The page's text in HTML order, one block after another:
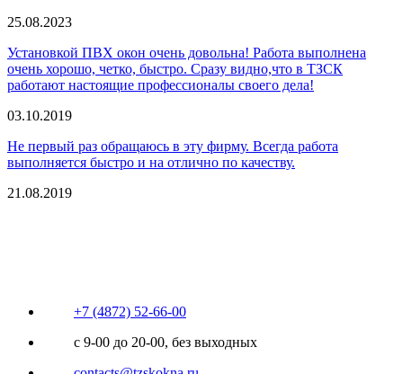
25.08.2023
Установкой ПВХ окон очень довольна! Работа выполнена
очень хорошо, четко, быстро. Сразу видно,что в ТЗСК
работают настоящие профессионалы своего дела!
03.10.2019
Не первый раз обращаюсь в эту фирму. Всегда работа
выполняется быстро и на отлично по качеству.
21.08.2019
+7 (4872) 52-66-00
с 9-00 до 20-00, без выходных